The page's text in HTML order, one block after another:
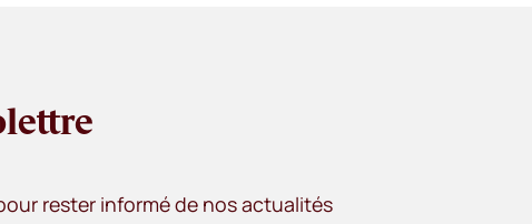
rester informé de nos actualités